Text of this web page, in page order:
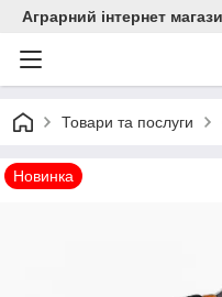
Аграрний інтернет
Товари та послуги
Новинка